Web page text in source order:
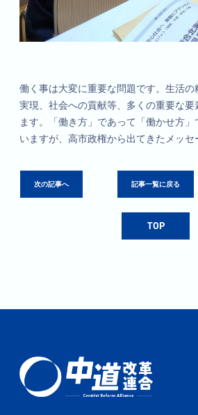
働く事は大変に重要な問題です。生活
実現、社会への貢献等、多くの重要な
ます。「働き方」であって「働かせ方
いますが、高市政権から出てきたメッ
次の記事へ 記事一覧に戻る
TOP